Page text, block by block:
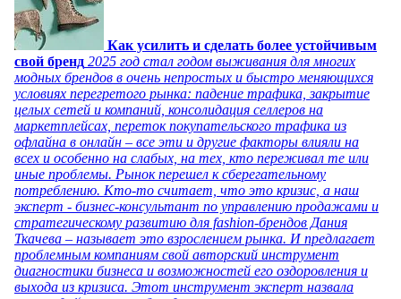
Как усилить и сделать более устойчивым
свой бренд 2025 год стал годом выживания для многих
модных брендов в очень непростых и быстро меняющихся
условиях перегретого рынка: падение трафика, закрытие
целых сетей и компаний, консолидация селлеров на
маркетплейсах, переток покупательского трафика из
офлайна в онлайн – все эти и другие факторы влияли на
всех и особенно на слабых, на тех, кто переживал те или
иные проблемы. Рынок перешел к сберегательному
потреблению. Кто-то считает, что это кризис, а наш
эксперт - бизнес-консультант по управлению продажами и
стратегическому развитию для fashion-брендов Дания
Ткачева – называет это взрослением рынка. И предлагает
проблемным компаниям свой авторский инструмент
диагностики бизнеса и возможностей его оздоровления и
выхода из кризиса. Этот инструмент эксперт назвала